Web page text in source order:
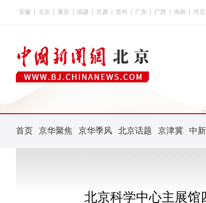
安徽 北京 重庆 福建 甘肃 贵州 广东 广西 海南 河北
首页 京华聚焦 京华季风 北京话题 京津冀 中
北京科学中心主展馆